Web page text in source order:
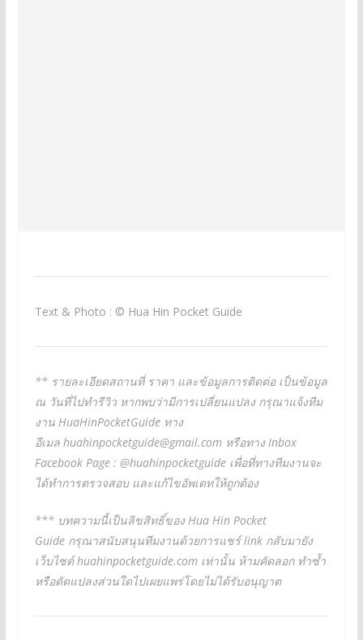
Text & Photo : © Hua Hin Pocket Guide
** รายละเอียดสถานที่ ราคา และข้อมูลการติดต่อ เป็นข้อมูล
ณ วันที่ไปทำรีวิว หากพบว่ามีการเปลี่ยนแปลง กรุณาแจ้งทีม
งาน HuaHinPocketGuide ทาง
อีเมล huahinpocketguide@gmail.comหรือทาง Inbox
Facebook Page : @huahinpocketguide เพื่อที่ทางทีมงานจะ
ได้ทำการตรวจสอบ และแก้ไขอัพเดทให้ถูกต้อง
*** บทความนี้เป็นลิขสิทธิ์ของ Hua Hin Pocket
Guide กรุณาสนับสนุนทีมงานด้วยการแชร์ link กลับมายัง
เว็บไซต์ huahinpocketguide.com เท่านั้น ห้ามคัดลอก ทำซ้ำ
หรือดัดแปลงส่วนใดไปเผยแพร่โดยไม่ได้รับอนุญาต